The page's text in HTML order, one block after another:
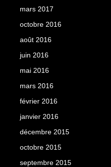
mars 2017
octobre 2016
août 2016
juin 2016
mai 2016
mars 2016
février 2016
janvier 2016
décembre 2015
octobre 2015
septembre 2015